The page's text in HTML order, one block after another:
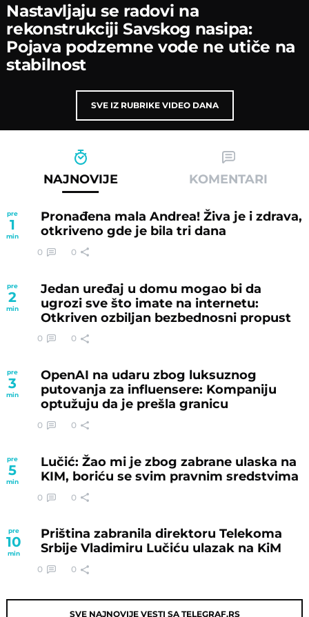
Nastavljaјu se radovi na
rekonstrukciјi Savskog nasipa:
Poјava podzemne vode ne utiče na
stabilnost
SVE IZ RUBRIKE VIDEO DANA
NAJNOVIJE KOMENTARI
pre
1
min
Pronađena mala Andrea! Živa je i zdrava,
otkriveno gde je bila tri dana
0 0
pre
2
min
Jedan uređaj u domu mogao bi da
ugrozi sve što imate na internetu:
Otkriven ozbiljan bezbednosni propust
0 0
pre
3
min
OpenAI na udaru zbog luksuznog
putovanja za influensere: Kompaniju
optužuju da je prešla granicu
0 0
pre
5
min
Lučić: Žao mi je zbog zabrane ulaska na
KIM, boriću se svim pravnim sredstvima
0 0
pre
10
min
Priština zabranila direktoru Telekoma
Srbije Vladimiru Lučiću ulazak na KiM
0 0
SVE NAJNOVIJE VESTI SA TELEGRAF.RS